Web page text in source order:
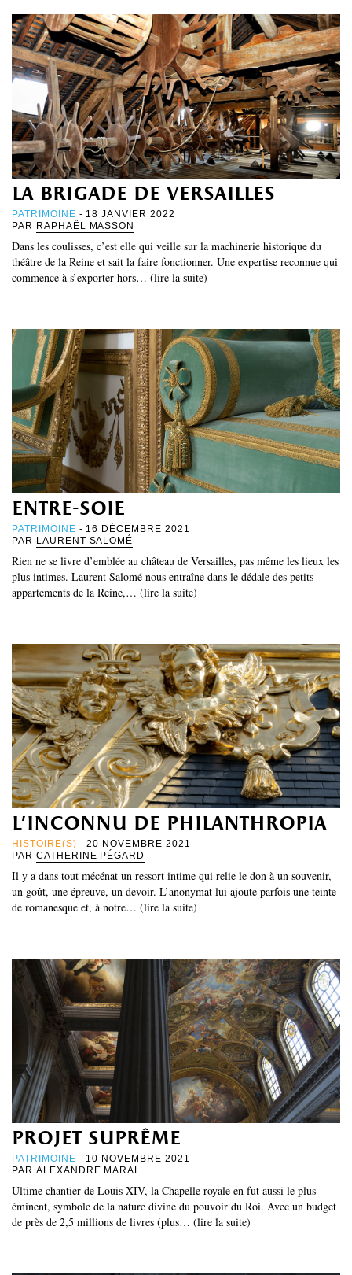
la brigade de versailles
PATRIMOINE - 18 JANVIER 2022
PAR RAPHAËL MASSON
Dans les coulisses, c’est elle qui veille sur la machinerie historique du
théâtre de la Reine et sait la faire fonctionner. Une expertise reconnue qui
commence à s’exporter hors… (lire la suite)
entre-soie
PATRIMOINE - 16 DÉCEMBRE 2021
PAR LAURENT SALOMÉ
Rien ne se livre d’emblée au château de Versailles, pas même les lieux les
plus intimes. Laurent Salomé nous entraîne dans le dédale des petits
appartements de la Reine,… (lire la suite)
l’inconnu de philanthropia
HISTOIRE(S) - 20 NOVEMBRE 2021
PAR CATHERINE PÉGARD
Il y a dans tout mécénat un ressort intime qui relie le don à un souvenir,
un goût, une épreuve, un devoir. L’anonymat lui ajoute parfois une teinte
de romanesque et, à notre… (lire la suite)
projet suprême
PATRIMOINE - 10 NOVEMBRE 2021
PAR ALEXANDRE MARAL
Ultime chantier de Louis XIV, la Chapelle royale en fut aussi le plus
éminent, symbole de la nature divine du pouvoir du Roi. Avec un budget
de près de 2,5 millions de livres (plus… (lire la suite)